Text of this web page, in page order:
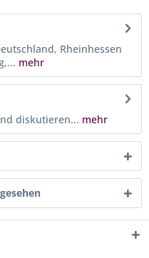
Rheinhessen
mehr
diskutieren... mehr